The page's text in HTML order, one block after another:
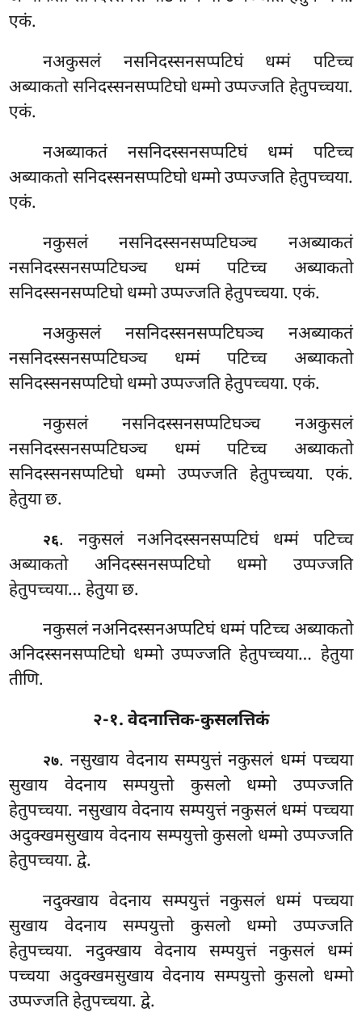
एकं.
नअकुसलं नसनिदस्सनसप्पटिघं धम्मं पटिच्च
अब्याकतो सनिदस्सनसप्पटिघो धम्मो उप्पज्जति हेतुपच्चया.
एकं.
नअब्याकतं नसनिदस्सनसप्पटिघं धम्मं पटिच्च
अब्याकतो सनिदस्सनसप्पटिघो धम्मो उप्पज्जति हेतुपच्चया.
एकं.
नकुसलं नसनिदस्सनसप्पटिघञ्च नअब्याकतं
नसनिदस्सनसप्पटिघञ्च धम्मं पटिच्च अब्याकतो
सनिदस्सनसप्पटिघो धम्मो उप्पज्जति हेतुपच्चया. एकं.
नअकुसलंनसनिदस्सनसप्पटिघञ्च नअब्याकतं
नसनिदस्सनसप्पटिघञ्च धम्मं पटिच्च अब्याकतो
सनिदस्सनसप्पटिघो धम्मो उप्पज्जति हेतुपच्चया. एकं.
नकुसलं नसनिदस्सनसप्पटिघञ्च नअकुसलं
नसनिदस्सनसप्पटिघञ्च धम्मं पटिच्च अब्याकतो
सनिदस्सनसप्पटिघो धम्मो उप्पज्जति हेतुपच्चया. एकं.
हेतुया छ.
२६. नकुसलं नअनिदस्सनसप्पटिघं धम्मं पटिच्च
अब्याकतो अनिदस्सनसप्पटिघो धम्मो उप्पज्जति
हेतुपच्चया… हेतुयाछ.
नकुसलं नअनिदस्सनअप्पटिघं धम्मं पटिच्च अब्याकतो
अनिदस्सनसप्पटिघो धम्मो उप्पज्जति हेतुपच्चया… हेतुया
तीणि.
२-१. वेदनात्तिक-कुसलत्तिकं
२७. नसुखाय वेदनाय सम्पयुत्तं नकुसलं धम्मं पच्चया
सुखाय वेदनाय सम्पयुत्तो कुसलो धम्मो उप्पज्जति
हेतुपच्चया. नसुखाय वेदनाय सम्पयुत्तं नकुसलं धम्मं पच्चया
अदुक्खमसुखाय वेदनाय सम्पयुत्तो कुसलो धम्मो उप्पज्जति
हेतुपच्चया. द्वे.
नदुक्खाय वेदनाय सम्पयुत्तं नकुसलं धम्मं पच्चया
सुखाय वेदनाय सम्पयुत्तो कुसलो धम्मो उप्पज्जति
हेतुपच्चया. नदुक्खाय वेदनाय सम्पयुत्तं नकुसलं धम्मं
पच्चया अदुक्खमसुखाय वेदनाय सम्पयुत्तो कुसलो धम्मो
उप्पज्जति हेतुपच्चया. द्वे.